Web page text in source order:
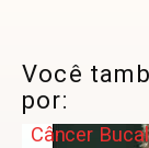
Você
por:
Câncer